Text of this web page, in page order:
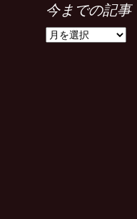
今までの記事
今